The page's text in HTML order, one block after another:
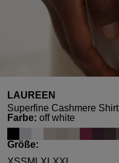
LAUREEN
Superfine Cashmere Shirt
Farbeauswählen
: off white
Größeauswählen
: